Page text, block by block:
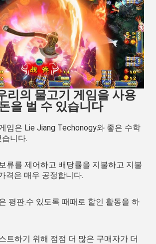
리의 물고기 게임을 사용
을 벌 수 있습니다
임은 Lie Jiang Techonogy와 좋은 수학
니다.
류를 제어하고 배당률을 지불하고 지불
격은 매우 공정합니다.
평판.수 있도록 때때로 할인 활동을 하
트하기 위해 점점 더 많은 구매자가 더